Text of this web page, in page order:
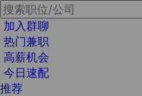
加入群聊
热门兼职
高薪机会
今日速配
推荐